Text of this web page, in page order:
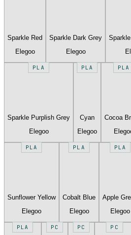
Sparkle Red
Elegoo
Sparkle Dark Grey
Elegoo
PLA
Sparkle Purplish Grey
Elegoo
PLA
Cyan
Elegoo
PLA
Cocoa
PLA
Sunflower Yellow
Elegoo
PLA
Cobalt Blue
Elegoo
PLA
Apple
Elegoo
PLA PC PC PC